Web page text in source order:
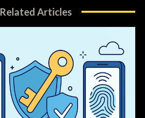
Related Articles